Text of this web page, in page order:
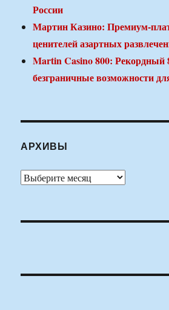
России
Мартин Казино: Премиум-
ценителей азартных
Martin Casino 800: Рекордный
безграничные возможности
АРХИВЫ
Архивы